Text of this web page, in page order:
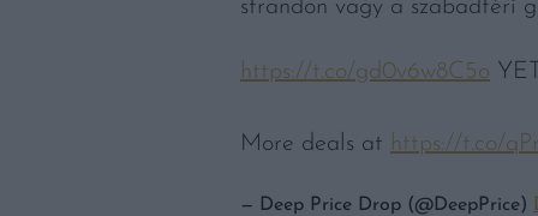
strandon vagy a szabadtéri
https://t.co/gd0v6w8C5o
More deals at https://t.co/
— Deep Price Drop (@DeepPrice)